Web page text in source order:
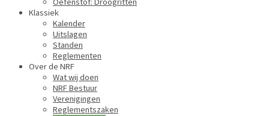
Klassiek
Kalender
Uitslagen
Standen
Reglementen
Over de NRF
Wat wij doen
NRF Bestuur
Verenigingen
Reglementszaken